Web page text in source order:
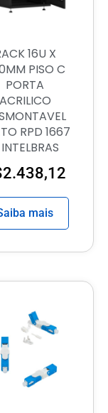
16U X
PISO C
PORTA
ACRILICO
RPD 1667
2.438,12
mais